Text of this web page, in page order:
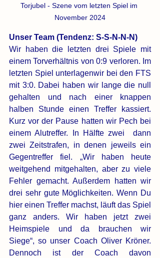
Torjubel - Szene vom letzten Spiel im
November 2024
Unser Team (Tendenz: S-S-N-N-N)
Wir haben die letzten drei Spiele mit
einem Torverhältnis von 0:9 verloren. Im
letzten Spiel unterlagenwir bei den FTS
mit 3:0. Dabei haben wir lange die null
gehalten und nach einer knappen
halben Stunde einen Treffer kassiert.
Kurz vor der Pause hatten wir Pech bei
einem Alutreffer. In Hälfte zwei  dann
zwei Zeitstrafen, in denen jeweils ein
Gegentreffer fiel. „Wir haben heute
weitgehend mitgehalten, aber zu viele
Fehler gemacht. Außerdem hatten wir
drei sehr gute Möglichkeiten. Wenn Du
hier einen Treffer machst, läuft das Spiel
ganz anders. Wir haben jetzt zwei
Heimspiele und da brauchen wir
Siege“, so unser Coach Oliver Kröner.
Dennoch ist der Coach davon